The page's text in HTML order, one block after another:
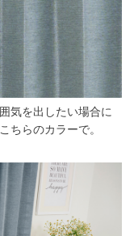
気を出したい場合に
ちらのカラーで。